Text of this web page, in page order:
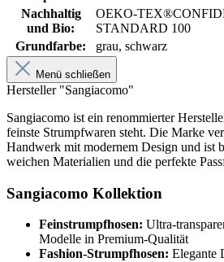
Nachhaltig
und Bio:
OEKO-
STANDARD 100
Grundfarbe:
grau, schwarz
Menü schließen
Hersteller "Sangiacomo"
Sangiacomo ist ein renommierter
feinste Strumpfwaren steht. Die Marke
Handwerk mit modernem Design und ist
weichen Materialien und die perfekte
Sangiacomo Kollektion
Feinstrumpfhosen: Ultra-
Modelle in Premium-Qualität
Fashion-Strumpfhosen: Elegante